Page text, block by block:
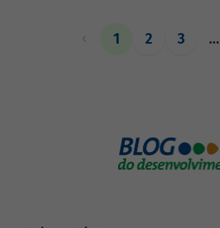
1 2 3 …